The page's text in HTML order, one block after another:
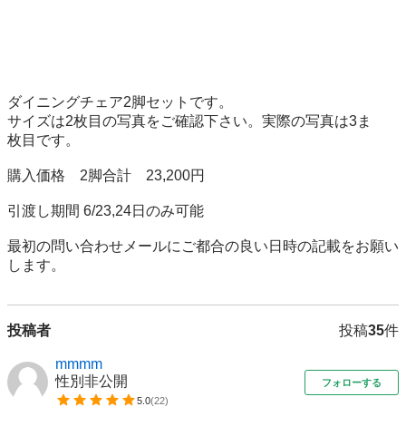
ダイニングチェア2脚セットです。
サイズは2枚目の写真をご確認下さい。実際の写真は3ま
枚目です。
購入価格　2脚合計　23,200円
引渡し期間 6/23,24日のみ可能
最初の問い合わせメールにご都合の良い日時の記載をお願い
します。
投稿者 投稿35件
mmmm
性別非公開
5.0(22)
フォローする